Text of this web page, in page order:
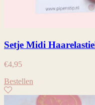
Setje Midi
€4,95
Bestellen